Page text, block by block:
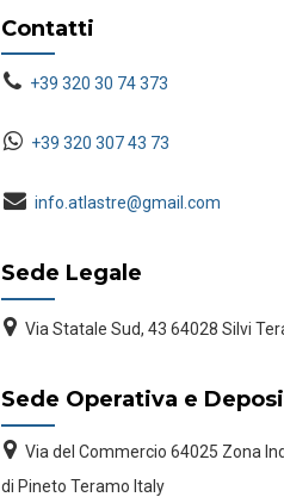
Contatti
+39 320 30 74 373
+39 320 307 43 73
info.atlastre@gmail.com
Sede Legale
Via Statale Sud, 43 64028 Silvi
Sede Operativa e
Via del Commercio 64025 Zona
di Pineto Teramo Italy